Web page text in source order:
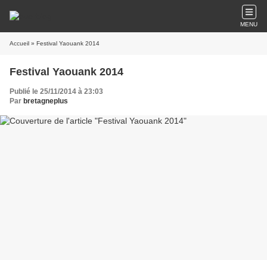
MENU
Accueil » Festival Yaouank 2014
Festival Yaouank 2014
Publié le 25/11/2014 à 23:03
Par bretagneplus